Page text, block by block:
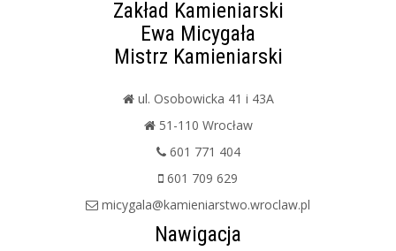
Zakład Kamieniarski
Ewa Micygała
Mistrz Kamieniarski
ul. Osobowicka 41 i 43A
51-110 Wrocław
601 771 404
601 709 629
micygala@kamieniarstwo.wroclaw.pl
Nawigacja